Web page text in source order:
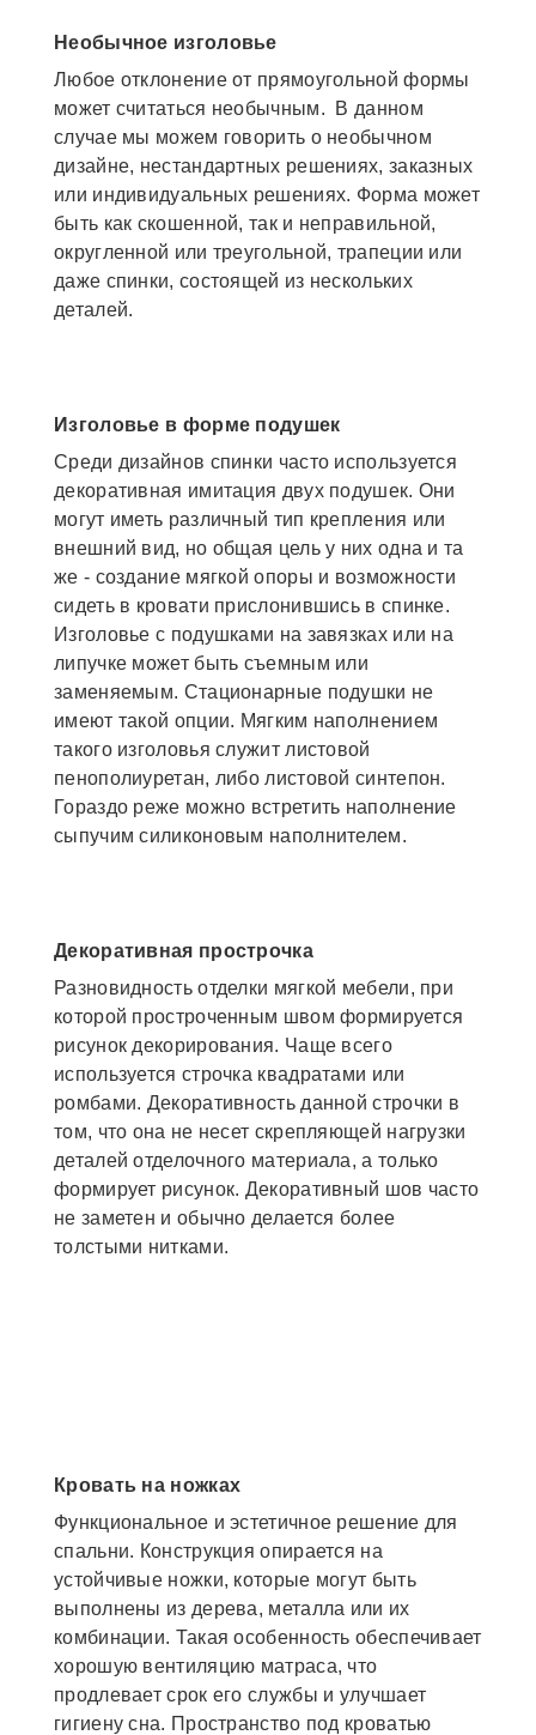
Необычное изголовье
Любое отклонение от прямоугольной формы
может считаться необычным. В данном
случае мы можем говорить о необычном
дизайне, нестандартных решениях, заказных
или индивидуальных решениях. Форма может
быть как скошенной, так и неправильной,
округленной или треугольной, трапеции или
даже спинки, состоящей из нескольких
деталей.
Изголовье в форме подушек
Среди дизайнов спинки часто используется
декоративная имитация двух подушек. Они
могут иметь различный тип крепления или
внешний вид, но общая цель у них одна и та
же - создание мягкой опоры и возможности
сидеть в кровати прислонившись в спинке.
Изголовье с подушками на завязках или на
липучке может быть съемным или
заменяемым. Стационарные подушки не
имеют такой опции. Мягким наполнением
такого изголовья служит листовой
пенополиуретан, либо листовой синтепон.
Гораздо реже можно встретить наполнение
сыпучим силиконовым наполнителем.
Декоративная прострочка
Разновидность отделки мягкой мебели, при
которой простроченным швом формируется
рисунок декорирования. Чаще всего
используется строчка квадратами или
ромбами. Декоративность данной строчки в
том, что она не несет скрепляющей нагрузки
деталей отделочного материала, а только
формирует рисунок. Декоративный шов часто
не заметен и обычно делается более
толстыми нитками.
Кровать на ножках
Функциональное и эстетичное решение для
спальни. Конструкция опирается на
устойчивые ножки, которые могут быть
выполнены из дерева, металла или их
комбинации. Такая особенность обеспечивает
хорошую вентиляцию матраса, что
продлевает срок его службы и улучшает
гигиену сна. Пространство под кроватью